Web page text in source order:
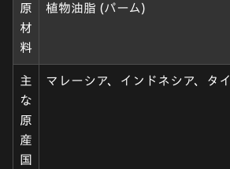
原
材
料
植物油脂 (パーム)
主
な
原
産
国
マレーシア、インドネシア、タイ